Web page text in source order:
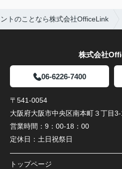
トのことなら株式会社OfficeLink
株式会社
06-6226-7400
〒541-0054
大阪府大阪市中央区南本町３丁目
営業時間： 9：00-18：00
定休日： 土日祝祭日
トップページ